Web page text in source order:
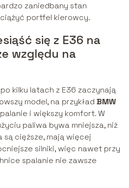
zaniedbany stan
portfel kierowcy.
się z E36 na
względu na
kilku latach z E36 zaczynają
model, na przykład BMW
i większy komfort. W
paliwa bywa mniejsza, niż
są cięższe, mają więcej
silniki, więc nawet przy
spalanie nie zawsze